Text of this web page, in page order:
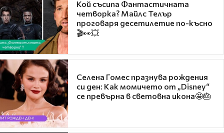
Кой съсипа Фантастичната
четворка? Майлс Телър
проговаря десетилетие по-късно
🎬👀💥
Селена Гомес празнува рождения
си ден: Как момичето от „Disney“
се превърна в световна икона🤩🎂